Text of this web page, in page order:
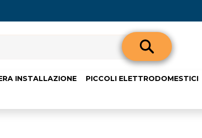
clicca sul pulsante "Accedi"
INSTALLAZIONE PICCOLI ELETTRODOMESTICI